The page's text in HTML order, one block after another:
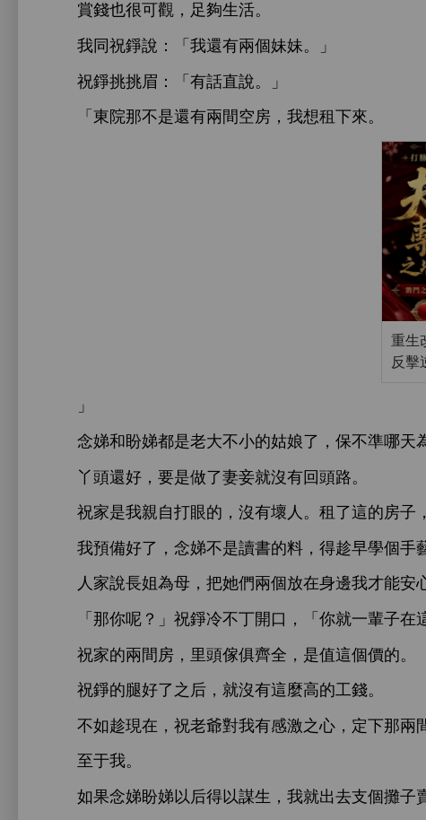
賞
也很 觀， 夠
活。
同祝錚
：「 還
兩個妹妹。」
祝錚挑挑眉：「
話直
。」
「
院 還 兩 空 ， 租 。
重生
反擊
」
娣
盼娣都 老 姑娘 ，保 準
丫
還好， 妻妾就沒 回
。
祝
親自打 ，沒 壞 。租 子，
預備好
， 娣 料，得趁 個
姐為母，把
們兩個放 邊 才能
「
呢？」祝錚 丁 ，「 就 輩子
祝
兩 ，里 傢俱 全， 值 個價
。
祝錚
腿好 之后，就沒 麼
。
如趁現
，祝老爺對 激之 ，定 兩
至于
。
如果
娣盼娣以后得以謀 ， 就 支個攤子